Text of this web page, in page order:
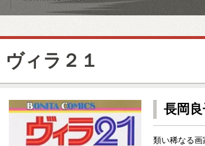
ヴィラ２１
長岡
類い稀なる画